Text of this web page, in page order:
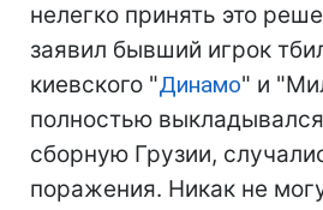
нелегко принять это
заявил бывший игрок
киевского "Динамо" и
полностью
сборную Грузии,
поражения. Никак не